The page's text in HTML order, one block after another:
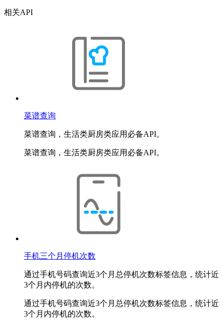
相关API
菜谱查询
菜谱查询，生活类厨房类应用必备API。
菜谱查询，生活类厨房类应用必备API。
手机三个月停机次数
通过手机号码查询近3个月总停机次数标签信息，统计近
3个月内停机的次数。
通过手机号码查询近3个月总停机次数标签信息，统计近
3个月内停机的次数。